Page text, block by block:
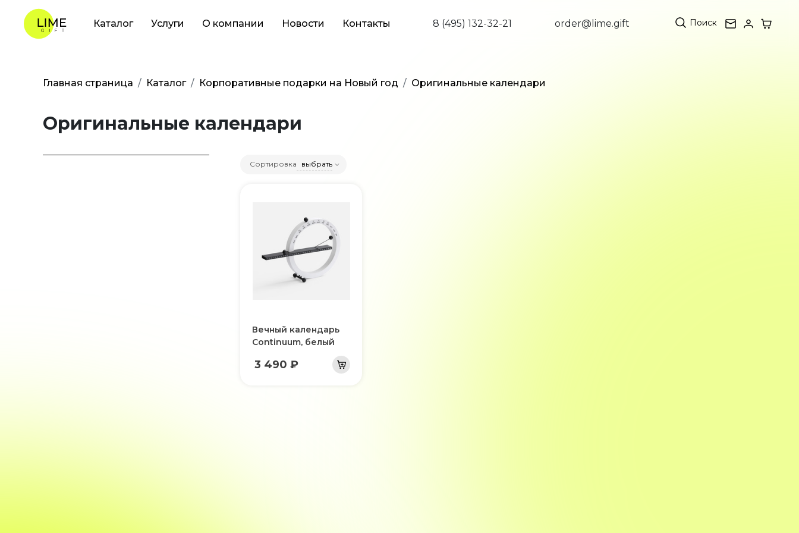
Каталог Услуги О компании Новости Контакты 8 (495) 132-32-21 order@lime.gift Поиск
Главная страница Каталог Корпоративные подарки на Новый год Оригинальные календари
Оригинальные календари
Сортировка выбрать
Вечный календарь
Continuum, белый
3 490 ₽